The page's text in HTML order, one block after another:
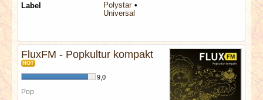
Label
Polystar
Universal
FluxFM - Popkultur kompakt
HOT
9,0
Pop